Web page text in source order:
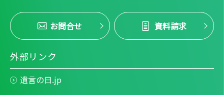
お問合せ 資料請求
外部リンク
遺言の日.jp